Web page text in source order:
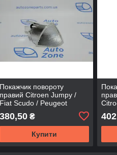
Покажчик повороту
правий Citroen Jumpy /
Fiat Scudo / Peugeot
Expert 1995-2003 630355,
9406303537 - DEPO
380,50₴
Купити